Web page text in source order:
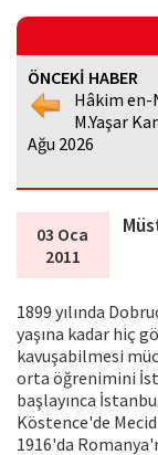
ÖNCEKİ HABER
Hâkim en-
M.Yaşar
Ağu 2026
03 Oca
2011
1899 yılında
yaşına kadar hiç
kavuşabilmesi
orta öğrenimini
başlayınca
Köstence'de
1916'da